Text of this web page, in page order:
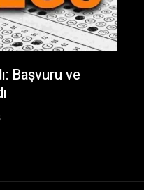
Başvuru ve